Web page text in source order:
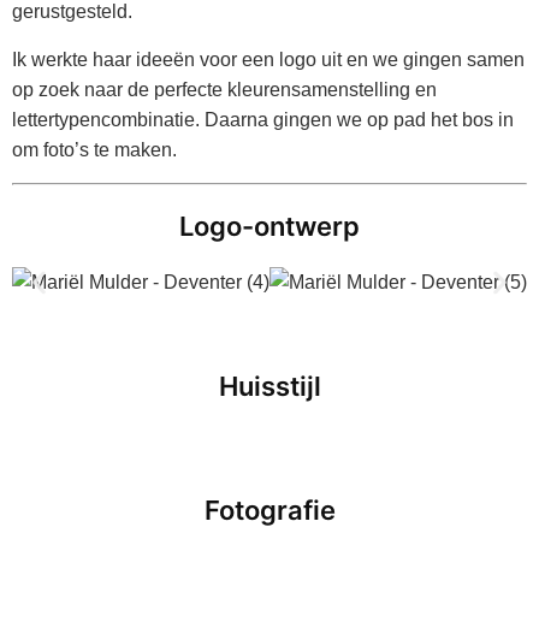
gerustgesteld.
Ik werkte haar ideeën voor een logo uit en we gingen samen
op zoek naar de perfecte kleurensamenstelling en
lettertypencombinatie. Daarna gingen we op pad het bos in
om foto’s te maken.
Logo-ontwerp
Huisstijl
Fotografie